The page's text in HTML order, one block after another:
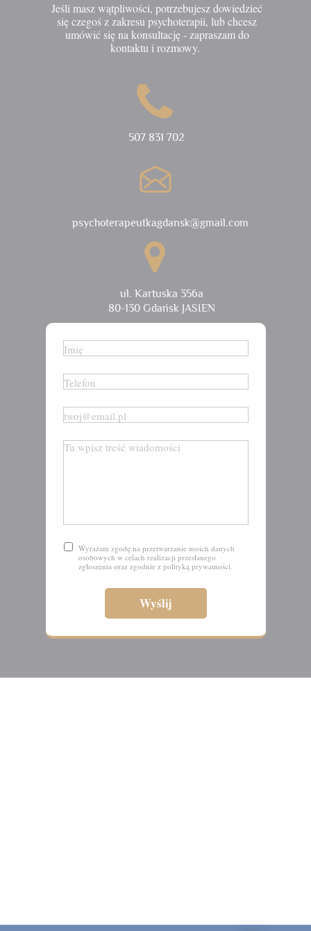
Jeśli masz wątpliwości, potrzebujesz dowiedzieć
się czegoś z zakresu psychoterapii, lub chcesz
umówić się na konsultację - zapraszam do
kontaktu i rozmowy.
507 831 702
psychoterapeutkagdansk@gmail.com
ul. Kartuska 356a
80-130 Gdańsk JASIEŃ
Wyrażam zgodę na przetwarzanie moich danych
osobowych w celach realizacji przesłanego
zgłoszenia oraz zgodnie z polityką prywatności.
Wyślij